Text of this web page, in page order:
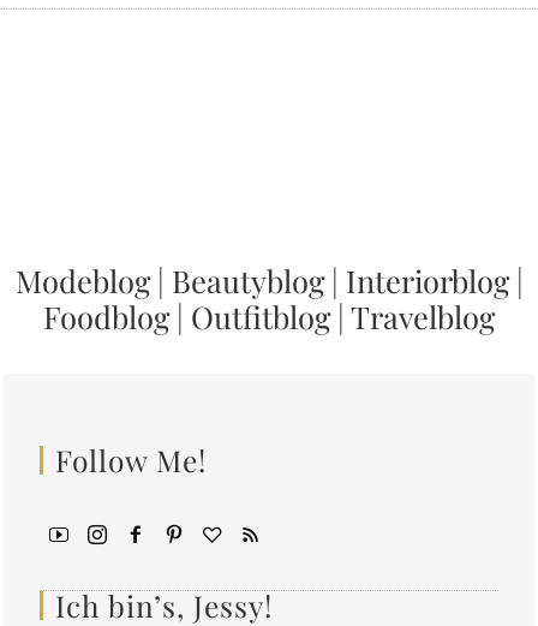
Modeblog| Beautyblog| Interiorblog|
Foodblog| Outfitblog| Travelblog
Follow Me!
Ich bin’s, Jessy!